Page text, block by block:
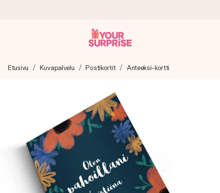
Valmistamme lahjasi huolella ja lähetämme sen hetkessä,
4,8 (+15 000 arvostelun perusteella)
Lahjamme inspiroivat. Asiakkaiden arvosana on 4,8 Google
Reviewsissä.
Etusivu Kuvapalvelu Postikortit Anteeksi-kortti